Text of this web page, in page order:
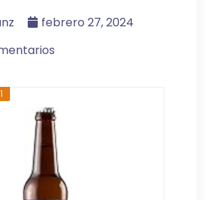
febrero 27, 2024